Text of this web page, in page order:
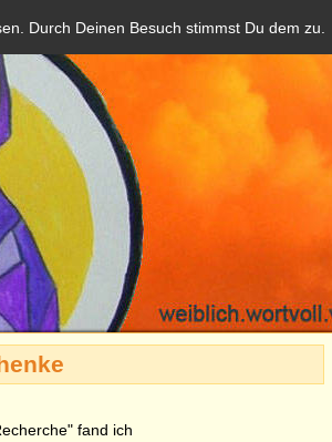
Durch Deinen Besuch stimmst Du dem zu.
fand ich